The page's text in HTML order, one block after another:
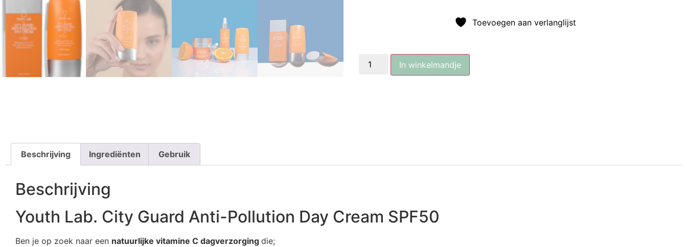
Toevoegen aan verlanglijst
In winkelmandje
Beschrijving Ingrediënten Gebruik
Beschrijving
Youth Lab. City Guard Anti-Pollution Day Cream SPF50
Ben je op zoek naar een natuurlijke vitamine C dagverzorging die;